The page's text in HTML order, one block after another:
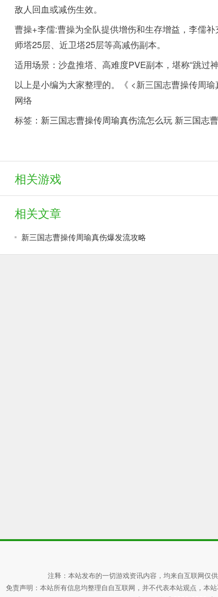
敌人回血或减伤生效。
曹操+李儒:曹操为全队提供增伤和生存增益，李儒
师塔25层、近卫塔25层等高减伤副本。
适用场景：沙盘推塔、高难度PVE副本，堪称“跳过
以上是小编为大家整理的。《 <新三国志曹操传周
网络
标签： 新三国志曹操传周瑜真伤流怎么玩 新三国志
相关游戏
相关文章
新三国志曹操传周瑜真伤爆发流攻略
注释：本站发布的一切游戏资讯内容，均来自互联网仅
免责声明：本站所有信息均整理自自互联网，并不代表本站观点，本